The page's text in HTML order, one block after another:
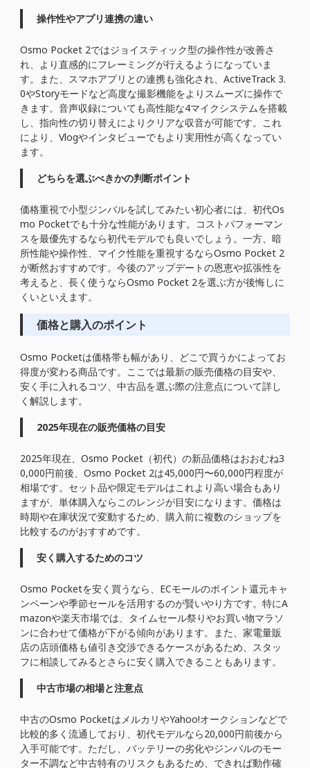
操作性やアプリ連携の違い
Osmo Pocket 2ではジョイスティック型の操作性が改善さ
れ、より直感的にフレーミングが行えるようになっていま
す。また、スマホアプリとの連携も強化され、ActiveTrack 3.
0やStoryモードなど高度な撮影機能をよりスムーズに操作で
きます。音声収録についても高性能な4マイクシステムを搭載
し、指向性の切り替えによりクリアな収音が可能です。これ
により、Vlogやインタビューでもより実用性が高くなってい
ます。
どちらを選ぶべきかの判断ポイント
価格重視で小型ジンバルを試してみたい初心者には、初代Os
mo Pocketでも十分な性能があります。コストパフォーマン
スを最優先するなら初代モデルでも良いでしょう。一方、暗
所性能や操作性、マイク性能を重視するならOsmo Pocket 2
が断然おすすめです。今後のアップデートの恩恵や拡張性を
考えると、長く使うならOsmo Pocket 2を選ぶ方が後悔しに
くいといえます。
価格と購入のポイント
Osmo Pocketは価格帯も幅があり、どこで買うかによってお
得度が変わる商品です。ここでは最新の販売価格の目安や、
安く手に入れるコツ、中古品を選ぶ際の注意点について詳し
く解説します。
2025年現在の販売価格の目安
2025年現在、Osmo Pocket（初代）の新品価格はおおむね3
0,000円前後、Osmo Pocket 2は45,000円〜60,000円程度が
相場です。セット品や限定モデルはこれより高い場合もあり
ますが、単体購入ならこのレンジが目安になります。価格は
時期や在庫状況で変動するため、購入前に複数のショップを
比較するのがおすすめです。
安く購入するためのコツ
Osmo Pocketを安く買うなら、ECモールのポイント還元キャ
ンペーンや季節セールを活用するのが賢いやり方です。特にA
mazonや楽天市場では、タイムセール祭りやお買い物マラソ
ンに合わせて価格が下がる傾向があります。また、家電量販
店の店頭価格も値引き交渉できるケースがあるため、スタッ
フに相談してみるとさらに安く購入できることもあります。
中古市場の相場と注意点
中古のOsmo PocketはメルカリやYahoo!オークションなどで
比較的多く流通しており、初代モデルなら20,000円前後から
入手可能です。ただし、バッテリーの劣化やジンバルのモー
ター不調など中古特有のリスクもあるため、できれば動作確